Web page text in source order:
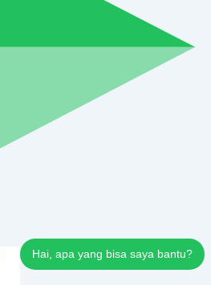
Hai, apa yang bisa saya bantu?